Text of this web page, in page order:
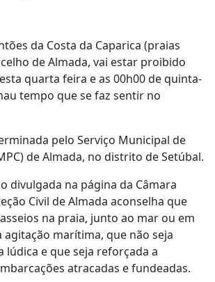
da Costa da Caparica (praias
de Almada, vai estar proibido
quarta feira e as 00h00 de quinta-
tempo que se faz sentir no
pelo Serviço Municipal de
de Almada, no distrito de Setúbal.
divulgada na página da Câmara
Civil de Almada aconselha que
na praia, junto ao mar ou em
agitação marítima, que não seja
lúdica e que seja reforçada a
atracadas e fundeadas.